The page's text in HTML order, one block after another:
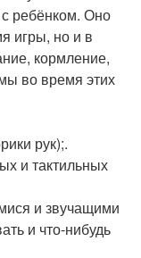
ребёнком. Оно
игры, но и в
кормление,
во время этих
рук);.
и тактильных
и звучащими
и что-нибудь